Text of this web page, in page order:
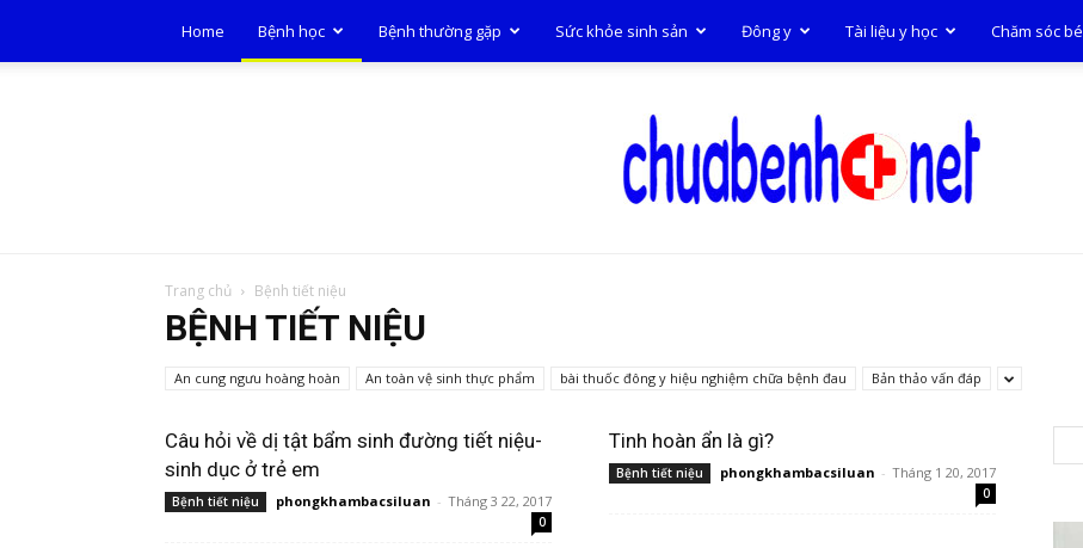
Home Bệnh học Bệnh thường gặp Sức khỏe sinh sản Đông y Tài liệu y học Chăm sóc bé
Trang chủ Bệnh tiết niệu
BỆNH TIẾT NIỆU
An cung ngưu hoàng hoàn An toàn vệ sinh thực phẩm bài thuốc đông y hiệu nghiệm chữa bệnh đau Bản thảo vấn đáp
Câu hỏi về dị tật bẩm sinh đường tiết niệu-
sinh dục ở trẻ em
Bệnh tiết niệu phongkhambacsiluan - Tháng 3 22, 2017
0
Tinh hoàn ẩn là gì?
Bệnh tiết niệu phongkhambacsiluan - Tháng 1 20, 2017
0